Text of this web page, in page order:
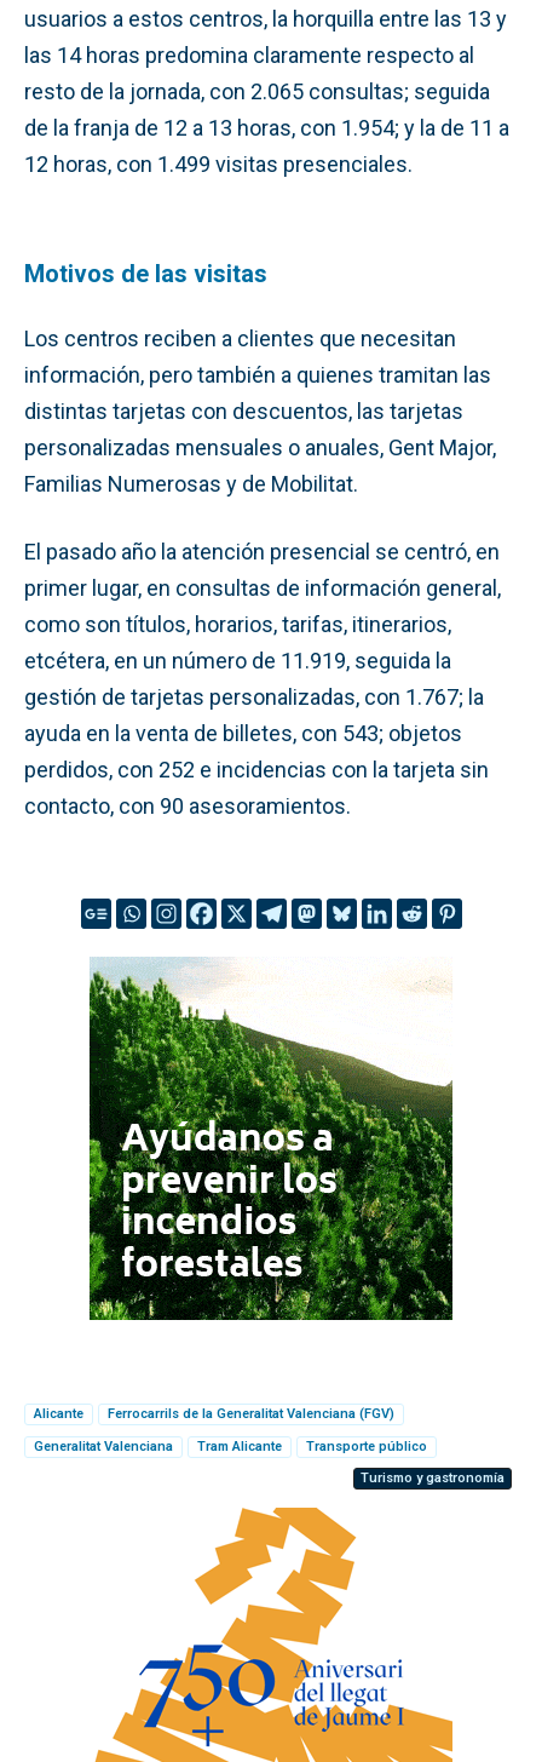
usuarios a estos centros, la horquilla entre las 13 y
las 14 horas predomina claramente respecto al
resto de la jornada, con 2.065 consultas; seguida
de la franja de 12 a 13 horas, con 1.954; y la de 11 a
12 horas, con 1.499 visitas presenciales.
Motivos de las visitas
Los centros reciben a clientes que necesitan
información, pero también a quienes tramitan las
distintas tarjetas con descuentos, las tarjetas
personalizadas mensuales o anuales, Gent Major,
Familias Numerosas y de Mobilitat.
El pasado año la atención presencial se centró, en
primer lugar, en consultas de información general,
como son títulos, horarios, tarifas, itinerarios,
etcétera, en un número de 11.919, seguida la
gestión de tarjetas personalizadas, con 1.767; la
ayuda en la venta de billetes, con 543; objetos
perdidos, con 252 e incidencias con la tarjeta sin
contacto, con 90 asesoramientos.
Alicante Ferrocarrils de la Generalitat Valenciana (FGV)
Generalitat Valenciana Tram Alicante
Transporte público
Turismo y gastronomía